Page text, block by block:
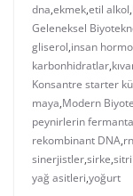
dna,ekmek,etil alkol,
Geleneksel
gliserol,insan
karbonhidratlar,
Konsantre starter
maya,Modern
peynirlerin
rekombinant DNA,
sinerjistler,sirke,
yağ asitleri,yoğurt